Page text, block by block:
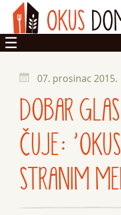
ZADRUGA
07. prosinac 2015.
DOBAR
ČUJE:
STRANIM